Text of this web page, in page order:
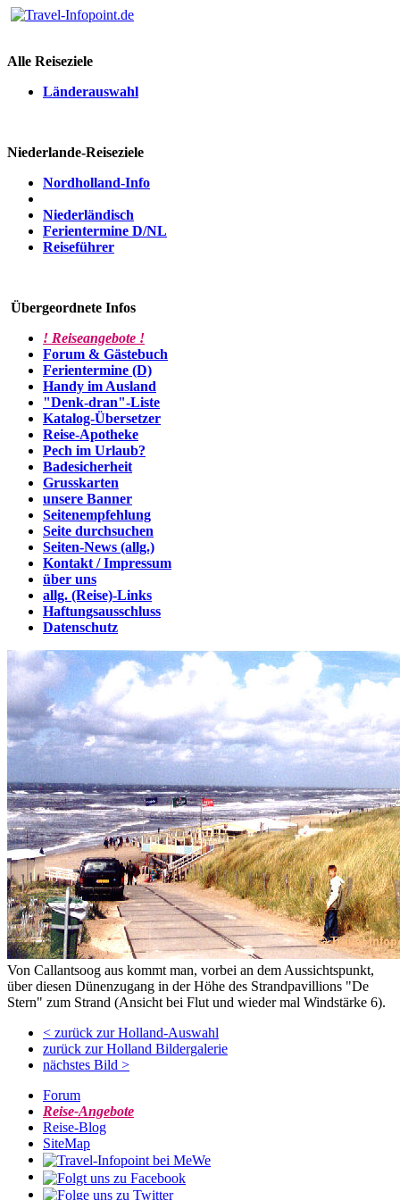
Alle Reiseziele
Länderauswahl
Niederlande-Reiseziele
Nordholland-Info
Niederländisch
Ferientermine D/NL
Reiseführer
Übergeordnete Infos
! Reiseangebote !
Forum & Gästebuch
Ferientermine (D)
Handy im Ausland
"Denk-dran"-Liste
Katalog-Übersetzer
Reise-Apotheke
Pech im Urlaub?
Badesicherheit
Grusskarten
unsere Banner
Seitenempfehlung
Seite durchsuchen
Seiten-News (allg.)
Kontakt / Impressum
über uns
allg. (Reise)-Links
Haftungsausschluss
Datenschutz
Von Callantsoog aus kommt man, vorbei an dem Aussichtspunkt,
über diesen Dünenzugang in der Höhe des Strandpavillions "De
Stern" zum Strand (Ansicht bei Flut und wieder mal Windstärke 6).
< zurück zur Holland-Auswahl
zurück zur Holland Bildergalerie
nächstes Bild >
Forum
Reise-Angebote
Reise-Blog
SiteMap